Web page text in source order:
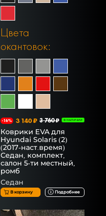
Цвета
окантовок:
-16% 3 140 ₽ 3 760 ₽ В НАЛИЧИИ
Коврики EVA для
Hyundai Solaris (2)
(2017-наст.время)
Седан, комплект,
салон 5-ти местный,
ромб
Седан
В корзину Подробнее